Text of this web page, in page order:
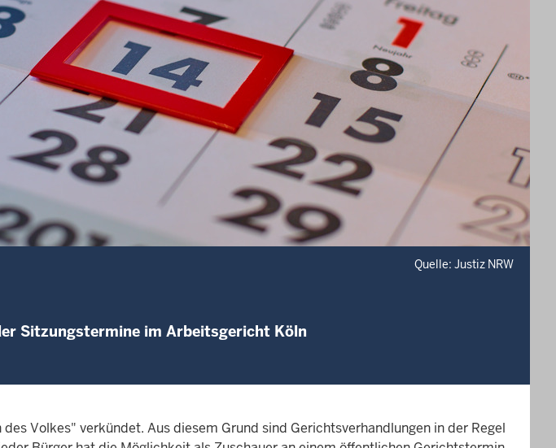
Quelle: Justiz NRW
Sitzungstermine im Arbeitsgericht Köln
Volkes" verkündet. Aus diesem Grund sind Gerichtsverhandlungen in der Regel